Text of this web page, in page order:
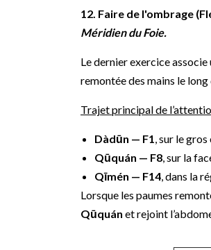
12. Faire de l'ombrage
Méridien du Foie.
Le dernier exercice
remontée des mains le
Trajet principal de
Dàdūn — F1, sur le
Qūquán — F8, sur la
Qīmén — F14, dans la
Lorsque les paumes
Qūquán et rejoint